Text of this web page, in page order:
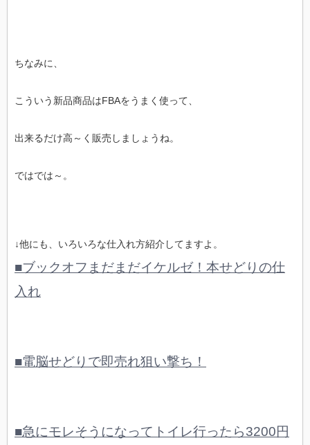
ちなみに、
こういう新品商品はFBAをうまく使って、
出来るだけ高～く販売しましょうね。
ではでは～。
↓他にも、いろいろな仕入れ方紹介してますよ。
■ブックオフまだまだイケルゼ！本せどりの仕
入れ
■電脳せどりで即売れ狙い撃ち！
■急にモレそうになってトイレ行ったら3200円